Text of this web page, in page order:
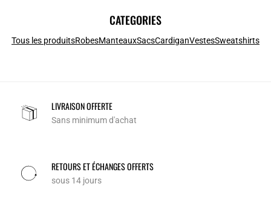
CATEGORIES
Tous les produitsRobesManteauxSacsCardiganVestesSweatshirts
LIVRAISON OFFERTE
Sans minimum d'achat
RETOURS ET ÉCHANGES OFFERTS
sous 14 jours